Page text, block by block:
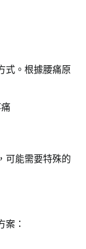
式。根據腰痛原
可能需要特殊的
：